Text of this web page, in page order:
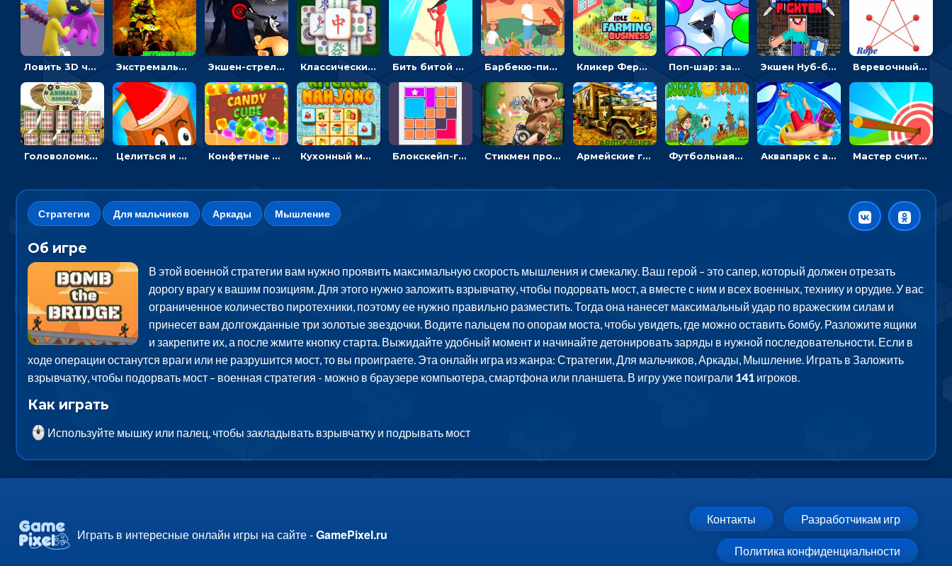
Ловить 3D человечком своего цвета и собирать драгоценности - гиперказуалка Экстремальные пазлы с квадроциклами: собирать крутые тачки Экшен-стрелялка по зомби: целиться и попадать в бегущих монстров Классический маджонг на время: находить пары одинаковых плиток, чтобы расчищать поле Бить битой по шарику, чтобы сбивать кубики с буквами на пути к финишу - 3D Барбекю-пикник: искать скрытые предметы на картинках - головоломка Кликер Фермерский бизнес: расти овощи, чтобы богатеть Поп-шар: запускать колючку, чтобы лопать воздушные шарики Экшен Нуб-боец: прыгать через препятствия или бить врагов мечом Веревочный мастер: двигай узелки и развязывай их
Головоломка с животными: переворачивать карточки, чтобы находить пару Целиться и метать топор в 3D мишени Конфетные кубики: двигать сладости в сторону, чтобы стрелять по целям Кухонный маджонг: соединять пары посуды и расчищать поле Блокскейп-головоломка: двигать блоки, чтобы достать элемент со звездой Стикмен против Зомби: стрелять в зомби и развивать воина Армейские грузовики в пазлах: собери военную машину Футбольная ферма: бей по мячу, чтобы забивать в ворота и ловить звезды Аквапарк с акулами: жми, чтобы лететь к финишу по волнам Мастер считать стрелы: увеличивать запас, чтобы поразить больше целей
Стратегии Для мальчиков Аркады Мышление
Об игре
В этой военной стратегии вам нужно проявить максимальную скорость мышления и смекалку. Ваш герой – это сапер, который должен отрезать
дорогу врагу к вашим позициям. Для этого нужно заложить взрывчатку, чтобы подорвать мост, а вместе с ним и всех военных, технику и орудие. У вас
ограниченное количество пиротехники, поэтому ее нужно правильно разместить. Тогда она нанесет максимальный удар по вражеским силам и
принесет вам долгожданные три золотые звездочки. Водите пальцем по опорам моста, чтобы увидеть, где можно оставить бомбу. Разложите ящики
и закрепите их, а после жмите кнопку старта. Выжидайте удобный момент и начинайте детонировать заряды в нужной последовательности. Если в
ходе операции останутся враги или не разрушится мост, то вы проиграете. Эта онлайн игра из жанра: Стратегии, Для мальчиков, Аркады, Мышление. Играть в Заложить
взрывчатку, чтобы подорвать мост – военная стратегия - можно в браузере компьютера, смартфона или планшета. В игру уже поиграли 141 игроков.
Как играть
Используйте мышку или палец, чтобы закладывать взрывчатку и подрывать мост
Играть в интересные онлайн игры на сайте -GamePixel.ru
Контакты Разработчикам игр
Политика конфиденциальности